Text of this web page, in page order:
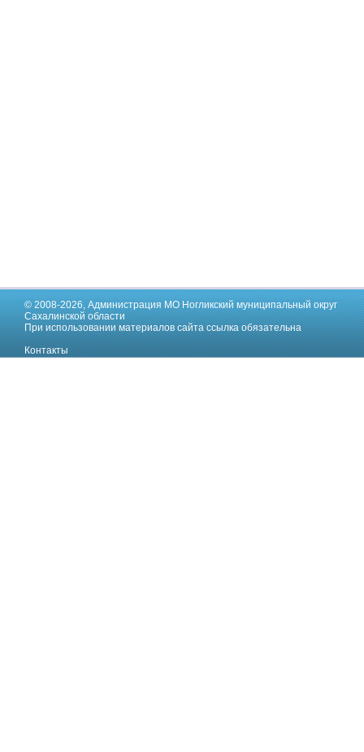
© 2008-2026,Администрация МО Ногликский муниципальный округ
Сахалинской области
При использовании материалов сайта ссылка обязательна
Контакты